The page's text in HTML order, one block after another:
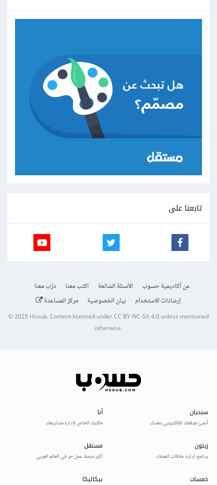
تابعنا على
عن أكاديمية حسوب الأسئلة الشائعة اكتب معنا
درّب معنا
إرشادات الاستخدام
بيان الخصوصية مركز المساعدة
© 2025Hsoub.Content licensed underCC BY-NC-SA 4.0unless mentioned
otherwise.